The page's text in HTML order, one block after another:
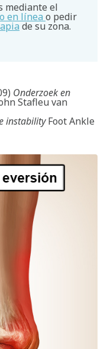
mediante el
en línea o pedir
de su zona.
Onderzoek en
Stafleu van
instabilityFoot Ankle